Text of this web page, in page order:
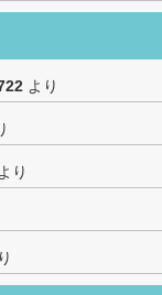
より
より